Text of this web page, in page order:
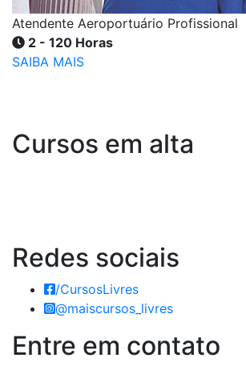
Atendente Aeroportuário Profissional
2 - 120 Horas
SAIBA MAIS
Cursos em alta
Redes sociais
/CursosLivres
@maiscursos_livres
Entre em contato